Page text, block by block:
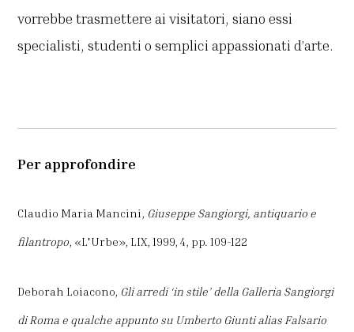
vorrebbe trasmettere ai visitatori, siano essi
specialisti, studenti o semplici appassionati d’arte.
Per approfondire
Claudio Maria Mancini, Giuseppe Sangiorgi, antiquario e
filantropo, «L'Urbe», LIX, 1999, 4, pp. 109-122
Deborah Loiacono, Gli arredi ‘in stile’ della Galleria Sangiorgi
di Roma e qualche appunto su Umberto Giunti alias Falsario